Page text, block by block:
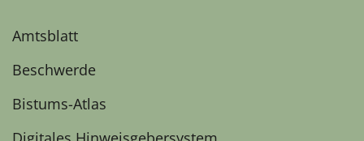
Amtsblatt
Beschwerde
Bistums-Atlas